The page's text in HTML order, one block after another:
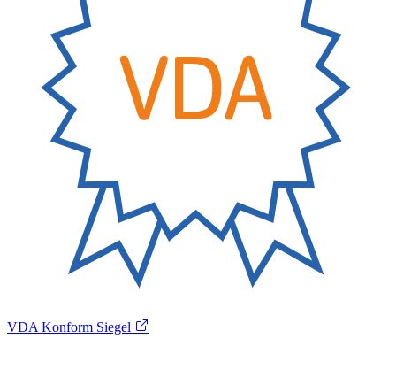
VDA Konform Siegel